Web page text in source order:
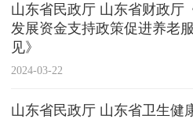
山东省民政厅 山东省财政厅
发展资金支持政策促进养老
见》
2024-03-22
山东省民政厅 山东省卫生健